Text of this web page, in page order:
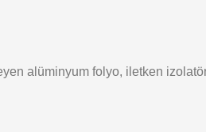
alüminyum folyo, iletken